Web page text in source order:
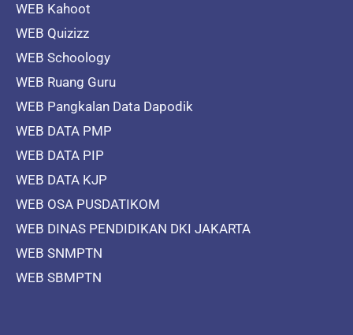
WEB Kahoot
WEB Quizizz
WEB Schoology
WEB Ruang Guru
WEB Pangkalan Data Dapodik
WEB DATA PMP
WEB DATA PIP
WEB DATA KJP
WEB OSA PUSDATIKOM
WEB DINAS PENDIDIKAN DKI JAKARTA
WEB SNMPTN
WEB SBMPTN